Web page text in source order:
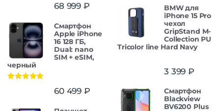
68 999 ₽
Смартфон
Apple iPhone
16 128 ГБ,
Dual: nano
SIM + eSIM,
черный
60 499 ₽
BMW для
iPhone 15 Pro
чехол
GripStand M-
Collection PU
Tricolor line Hard Navy
3 399 ₽
Смартфон
Blackview
BV6200 Plus